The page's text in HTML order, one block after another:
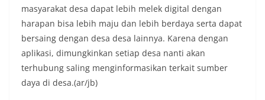
masyarakat desa dapat lebih melek digital dengan
harapan bisa lebih maju dan lebih berdaya serta dapat
bersaing dengan desa desa lainnya. Karena dengan
aplikasi, dimungkinkan setiap desa nanti akan
terhubung saling menginformasikan terkait sumber
daya di desa.(ar/jb)